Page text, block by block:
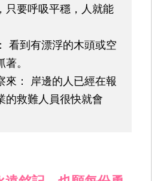
只要呼吸平穩，人就能
看到有漂浮的木頭或空
。
來： 岸邊的人已經在報
的救難人員很快就會